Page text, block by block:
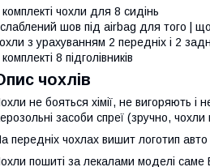
комплекті чохли для 8 сидінь
шов під airbag для того |
з урахуванням 2 передніх і 2
8 підголівників
чохлів
не бояться хімії, не вигоряють і
засоби спреї (зручно,
передніх чохлах вишит логотип авто
пошиті за лекалами моделі саме